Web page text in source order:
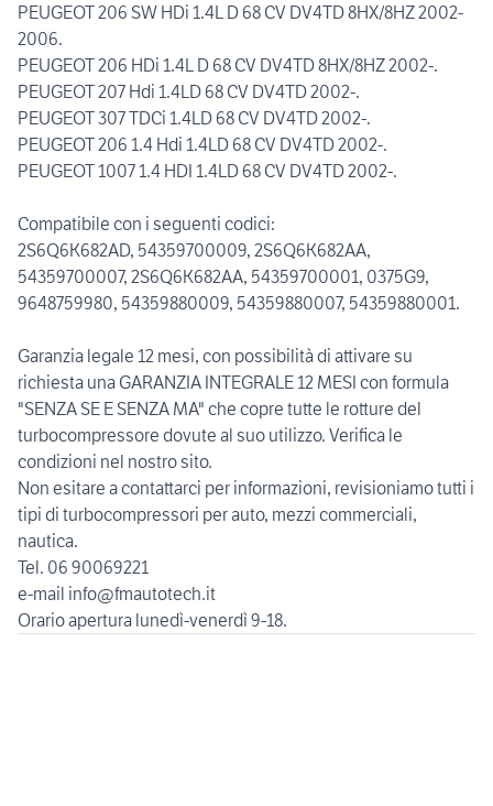
PEUGEOT 206 SW HDi 1.4L D 68 CV DV4TD 8HX/8HZ 2002-
2006.
PEUGEOT 206 HDi 1.4L D 68 CV DV4TD 8HX/8HZ 2002-.
PEUGEOT 207 Hdi 1.4LD 68 CV DV4TD 2002-.
PEUGEOT 307 TDCi 1.4LD 68 CV DV4TD 2002-.
PEUGEOT 206 1.4 Hdi 1.4LD 68 CV DV4TD 2002-.
PEUGEOT 1007 1.4 HDI 1.4LD 68 CV DV4TD 2002-.
Compatibile con i seguenti codici:
2S6Q6K682AD, 54359700009, 2S6Q6K682AA,
54359700007, 2S6Q6K682AA, 54359700001, 0375G9,
9648759980, 54359880009, 54359880007, 54359880001.
Garanzia legale 12 mesi, con possibilità di attivare su
richiesta una GARANZIA INTEGRALE 12 MESI con formula
"SENZA SE E SENZA MA" che copre tutte le rotture del
turbocompressore dovute al suo utilizzo. Verifica le
condizioni nel nostro sito.
Non esitare a contattarci per informazioni, revisioniamo tutti i
tipi di turbocompressori per auto, mezzi commerciali,
nautica.
Tel. 06 90069221
e-mail info@fmautotech.it
Orario apertura lunedì-venerdì 9-18.